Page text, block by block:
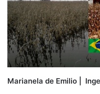
Marianela de Emilio |